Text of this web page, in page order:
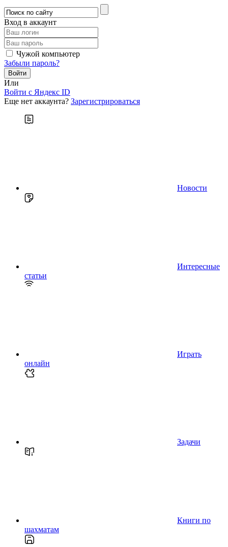
Вход в аккаунт
Чужой компьютер
Забыли пароль?
Или
Войти c Яндекс ID
Еще нет аккаунта? Зарегистрироваться
Новости
Интересные
статьи
Играть
онлайн
Задачи
Книги по
шахматам